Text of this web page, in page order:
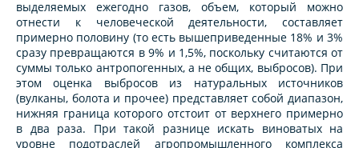
выделяемых ежегодно газов, объем, который можно
отнести к человеческой деятельности, составляет
примерно половину (то есть вышеприведенные 18% и 3%
сразу превращаются в 9% и 1,5%, поскольку считаются от
суммы только антропогенных, а не общих, выбросов). При
этом оценка выбросов из натуральных источников
(вулканы, болота и прочее) представляет собой диапазон,
нижняя граница которого отстоит от верхнего примерно
в два раза. При такой разнице искать виноватых на
уровне подотраслей агропромышленного комплекса